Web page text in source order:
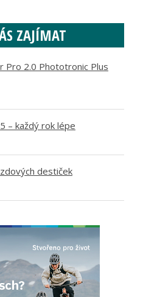
ZAJÍMAT
Pro 2.0 Phototronic Plus
– každý rok lépe
destiček